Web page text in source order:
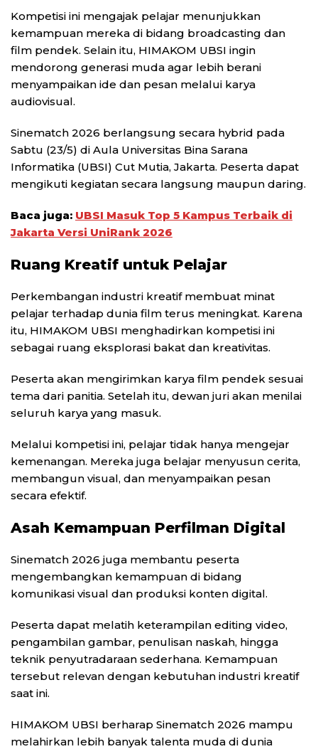
Kompetisi ini mengajak pelajar menunjukkan
kemampuan mereka di bidang broadcasting dan
film pendek. Selain itu, HIMAKOM UBSI ingin
mendorong generasi muda agar lebih berani
menyampaikan ide dan pesan melalui karya
audiovisual.
Sinematch 2026 berlangsung secara hybrid pada
Sabtu (23/5) di Aula Universitas Bina Sarana
Informatika (UBSI) Cut Mutia, Jakarta. Peserta dapat
mengikuti kegiatan secara langsung maupun daring.
Baca juga: UBSI Masuk Top 5 Kampus Terbaik di
Jakarta Versi UniRank 2026
Ruang Kreatif untuk Pelajar
Perkembangan industri kreatif membuat minat
pelajar terhadap dunia film terus meningkat. Karena
itu, HIMAKOM UBSI menghadirkan kompetisi ini
sebagai ruang eksplorasi bakat dan kreativitas.
Peserta akan mengirimkan karya film pendek sesuai
tema dari panitia. Setelah itu, dewan juri akan menilai
seluruh karya yang masuk.
Melalui kompetisi ini, pelajar tidak hanya mengejar
kemenangan. Mereka juga belajar menyusun cerita,
membangun visual, dan menyampaikan pesan
secara efektif.
Asah Kemampuan Perfilman Digital
Sinematch 2026 juga membantu peserta
mengembangkan kemampuan di bidang
komunikasi visual dan produksi konten digital.
Peserta dapat melatih keterampilan editing video,
pengambilan gambar, penulisan naskah, hingga
teknik penyutradaraan sederhana. Kemampuan
tersebut relevan dengan kebutuhan industri kreatif
saat ini.
HIMAKOM UBSI berharap Sinematch 2026 mampu
melahirkan lebih banyak talenta muda di dunia